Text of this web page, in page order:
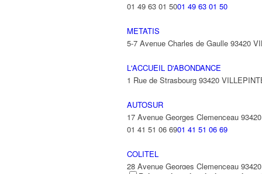
01 49 63 01 5001 49 63 01 50
METATIS
5-7 Avenue Charles de Gaulle 93420
L'ACCUEIL D'ABONDANCE
1 Rue de Strasbourg 93420
AUTOSUR
17 Avenue Georges Clemenceau
01 41 51 06 6901 41 51 06 69
COLITEL
28 Avenue Georges Clemenceau